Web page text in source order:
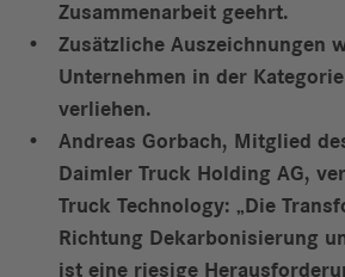
Zusammenarbeit geehrt.
Zusätzliche Auszeichnungen
Unternehmen in der
verliehen.
Andreas Gorbach, Mitglied
Daimler Truck Holding AG,
Truck Technology: „Die
Richtung Dekarbonisierung
ist eine riesige